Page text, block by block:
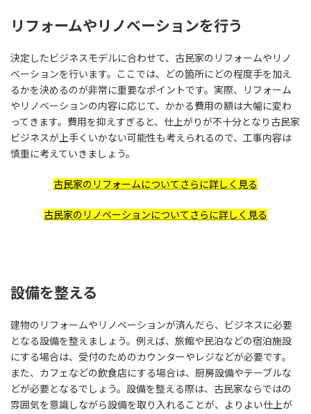
リフォームやリノベーションを行う
決定したビジネスモデルに合わせて、古民家のリフォームやリノ
ベーションを行います。ここでは、どの箇所にどの程度手を加え
るかを決めるのが非常に重要なポイントです。実際、リフォーム
やリノベーションの内容に応じて、かかる費用の額は大幅に変わ
ってきます。費用を抑えすぎると、仕上がりが不十分となり古民家
ビジネスが上手くいかない可能性も考えられるので、工事内容は
慎重に考えていきましょう。
古民家のリフォームについてさらに詳しく見る
古民家のリノベーションについてさらに詳しく見る
設備を整える
建物のリフォームやリノベーションが済んだら、ビジネスに必要
となる設備を整えましょう。例えば、旅館や民泊などの宿泊施設
にする場合は、受付のためのカウンターやレジなどが必要です。
また、カフェなどの飲食店にする場合は、厨房設備やテーブルな
どが必要となるでしょう。設備を整える際は、古民家ならではの
雰囲気を意識しながら設備を取り入れることが、よりよい仕上が